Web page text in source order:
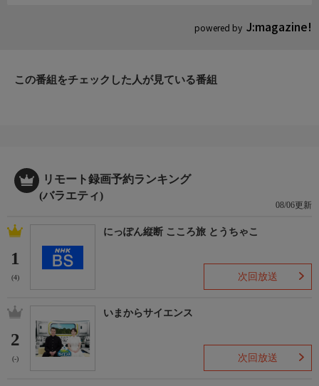
powered by J:magazine!
この番組をチェックした人が見ている番組
リモート録画予約ランキング
(バラエティ)
08/06更新
1
(4)
にっぽん縦断 こころ旅 とうちゃこ
次回放送
2
(-)
いまからサイエンス
次回放送